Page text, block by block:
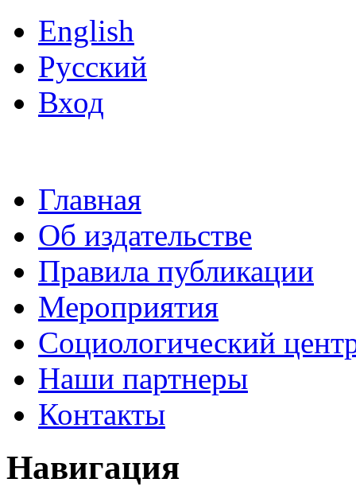
English
Русский
Вход
Главная
Об издательстве
Правила публикации
Мероприятия
Социологический
Наши партнеры
Контакты
Навигация